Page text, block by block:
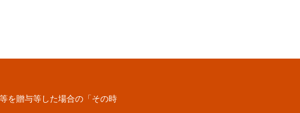
を贈与等した場合の「その時